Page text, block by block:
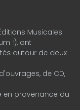
Musicales
!), ont
autour de deux
de CD,
en provenance du